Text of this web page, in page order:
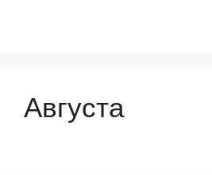
Августа